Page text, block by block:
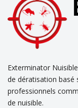
Exterminator
de dératisation basé
professionnels
de nuisible.